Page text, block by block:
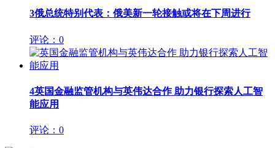
3俄总统特别代表：俄美新一轮接触或将在下周进行
评论：0
4英国金融监管机构与英伟达合作 助力银行探索人工智
能应用
评论：0